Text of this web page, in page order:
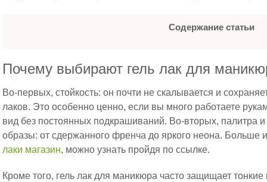
Содержание статьи
Почему выбирают гель лак для
Во-первых, стойкость: он почти не скалывается и
лаков. Это особенно ценно, если вы много работаете
вид без постоянных подкрашиваний. Во-вторых, палитра
образы: от сдержанного френча до яркого неона. Больше
лаки магазин, можно узнать пройдя по ссылке.
Кроме того, гель лак для маникюра часто защищает